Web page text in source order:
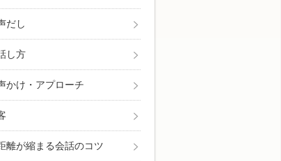
いほどよく売れる今日から使える具体的な
だし
し方
かけ・アプローチ
離が縮まる会話のコツ